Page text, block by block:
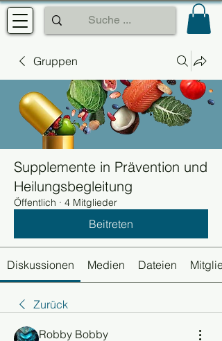
Gruppen
Supplemente in Prävention und
Heilungsbegleitung
Öffentlich · 4 Mitglieder
Beitreten
Diskussionen Medien Dateien
Zurück
Robby Bobby